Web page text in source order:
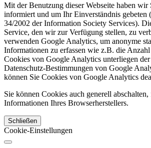
Mit der Benutzung dieser Webseite haben wir
informiert und um Ihr Einverständnis gebeten
34/2002 der Information Society Services).
Service, den wir zur Verfügung stellen, zu
verwenden Google Analytics, um anonyme
Informationen zu erfassen wie z.B. die Anzahl
Cookies von Google Analytics unterliegen
Datenschutz-Bestimmungen von Google
können Sie Cookies von Google Analytics
Sie können Cookies auch generell
Informationen Ihres Browserherstellers.
Schließen
Cookie-Einstellungen